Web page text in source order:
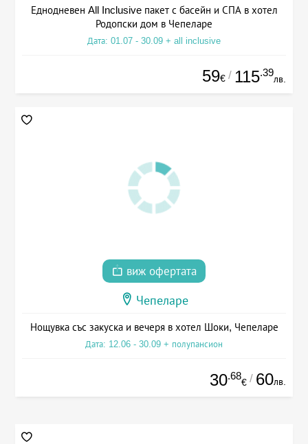
Еднодневен All Inclusive пакет с басейн и СПА в хотел
Родопски дом в Чепеларе
Дата: 01.07 - 30.09 + all inclusive
59€ / 115.39
лв.
виж офертата
Чепеларе
Нощувка със закуска и вечеря в хотел Шоки, Чепеларе
Дата: 12.06 - 30.09 + полупансион
30.68
€ / 60лв.